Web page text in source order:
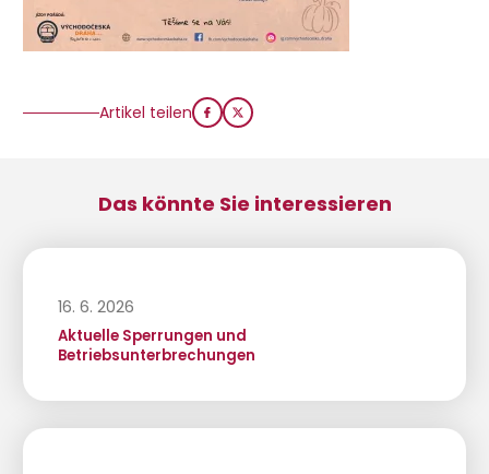
Artikel teilen
Das könnte Sie interessieren
16. 6. 2026
Aktuelle Sperrungen und
Betriebsunterbrechungen